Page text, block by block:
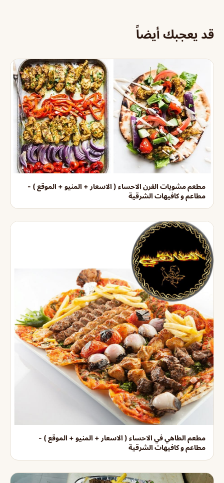
قد يعجبك أيضاً
مطعم مشويات الفرن الاحساء ( الاسعار + المنيو + الموقع ) -
مطاعم و كافيهات الشرقية
مطعم الطاهي في الاحساء ( الاسعار + المنيو + الموقع ) -
مطاعم و كافيهات الشرقية